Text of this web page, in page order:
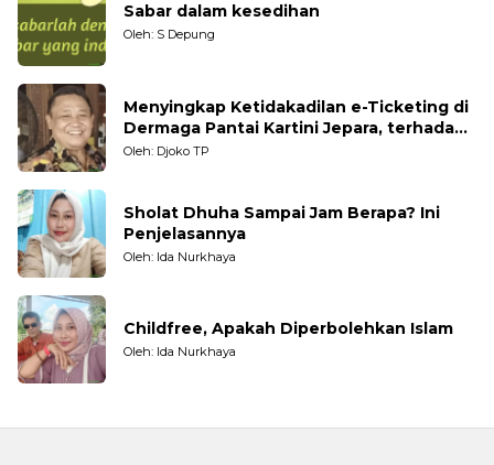
Sabar dalam kesedihan
Oleh: S Depung
Menyingkap Ketidakadilan e-Ticketing di
Dermaga Pantai Kartini Jepara, terhadap
Nelayan Tradisional
Oleh: Djoko TP
Sholat Dhuha Sampai Jam Berapa? Ini
Penjelasannya
Oleh: Ida Nurkhaya
Childfree, Apakah Diperbolehkan Islam
Oleh: Ida Nurkhaya